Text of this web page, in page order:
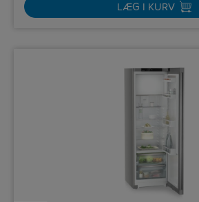
LÆG I KURV